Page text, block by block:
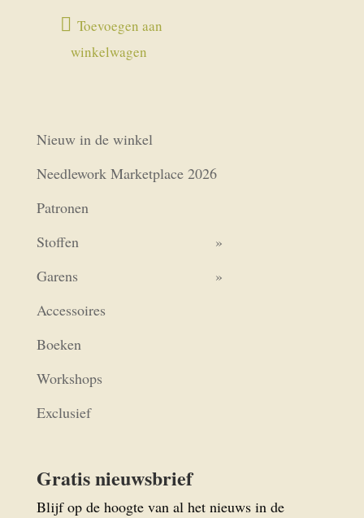
Toevoegen aan
winkelwagen
Nieuw in de winkel
Needlework Marketplace 2026
Patronen
Stoffen
Garens
Accessoires
Boeken
Workshops
Exclusief
Gratis nieuwsbrief
Blijf op de hoogte van al het nieuws in de